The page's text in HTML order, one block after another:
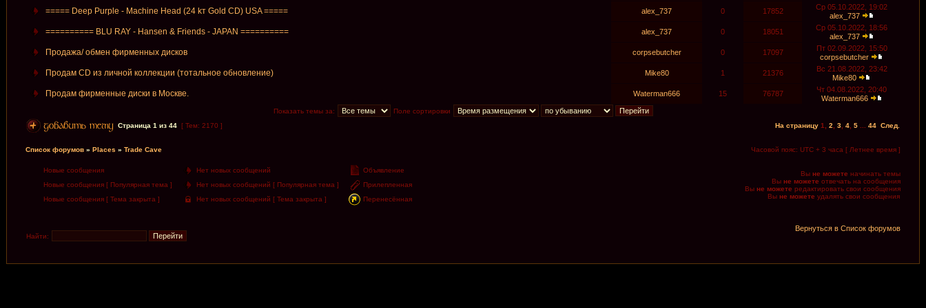
===== Deep Purple - Machine Head (24 kт Gold CD) USA ===== alex_737 0 17852
Ср 05.10.2022, 19:02
alex_737
========== BLU RAY - Hansen & Friends - JAPAN ========== alex_737 0 18051
Ср 05.10.2022, 18:56
alex_737
Продажа/ обмен фирменных дисков corpsebutcher 0 17097
Пт 02.09.2022, 15:50
corpsebutcher
Продам CD из личной коллекции (тотальное обновление) Mike80 1 21376
Вс 21.08.2022, 23:42
Mike80
Продам фирменные диски в Москве. Waterman666 15 76787
Чт 04.08.2022, 20:40
Waterman666
Показать темы за:
Поле сортировки
Страница 1 из 44 [ Тем: 2170 ] На страницу 1 2 3 4 5 44 След.
Список форумов » Places » Trade Cave Часовой пояс: UTC + 3 часа [ Летнее время ]
Новые сообщения Нет новых сообщений
Объявление
Новые сообщения [ Популярная тема ]
Нет новых сообщений [ Популярная тема ]
Прилепленная
Новые сообщения [ Тема закрыта ]
Нет новых сообщений [ Тема закрыта ] Перенесённая
Вы не можете начинать темы
Вы не можете отвечать на сообщения
Вы не можете редактировать свои сообщения
Вы не можете удалять свои сообщения
Найти:
Вернуться в Список форумов